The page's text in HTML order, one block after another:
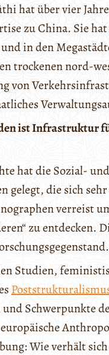
hat über vier
zu China. Sie
in den
trockenen nord-
von
ist Infrastruktur
hat die Sozial-
gelegt, die sich
verreist
zu entdecken.
Studien,
Schwerpunkte
Wie verhält